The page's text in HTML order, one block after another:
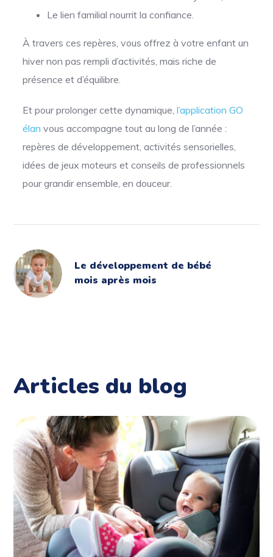
Le lien familial nourrit la confiance.
À travers ces repères, vous offrez à votre enfant un
hiver non pas rempli d’activités, mais riche de
présence et d’équilibre.
Et pour prolonger cette dynamique,l’application GO
élan vous accompagne tout au long de l’année :
repères de développement, activités sensorielles,
idées de jeux moteurs et conseils de professionnels
pour grandir ensemble, en douceur.
Le développement de bébé
mois après mois
Articles du blog